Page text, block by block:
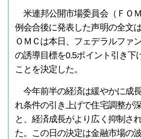
米連邦公開市場委員会（ＦＯ
例会合後に発表した声明の全文
ＯＭＣは本日、フェデラルファ
の誘導目標を0.5ポイント引き下
ことを決定した。
今年前半の経済は緩やかに成
れ条件の引き上げで住宅調整が
と、経済成長がより広く抑制さ
た。この日の決定は金融市場の